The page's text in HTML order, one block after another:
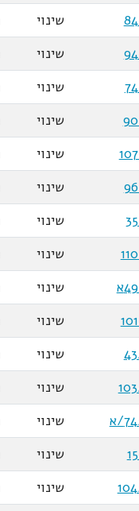
שינוי
שינוי
שינוי
שינוי
שינוי
שינוי
שינוי
שינוי
שינוי
שינוי
שינוי
שינוי
שינוי
שינוי
שינוי